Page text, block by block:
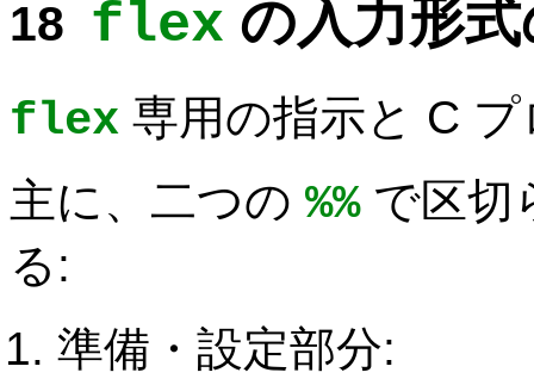
flex の入力形
flex 専用の指示と C
主に、二つの %%で区切
る:
準備・設定部分: